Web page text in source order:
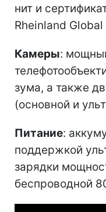
нит и
Rheinland
Камеры:
зума, а также
(основной и
Питание:
поддержкой
зарядки
беспроводной